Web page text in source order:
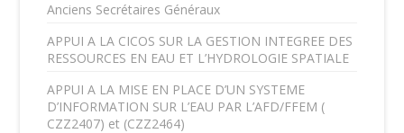
Anciens Secrétaires Généraux
APPUI A LA CICOS SUR LA GESTION INTEGREE DES
RESSOURCES EN EAU ET L’HYDROLOGIE SPATIALE
APPUI A LA MISE EN PLACE D’UN SYSTEME
D’INFORMATION SUR L’EAU PAR L’AFD/FFEM (
CZZ2407) et (CZZ2464)